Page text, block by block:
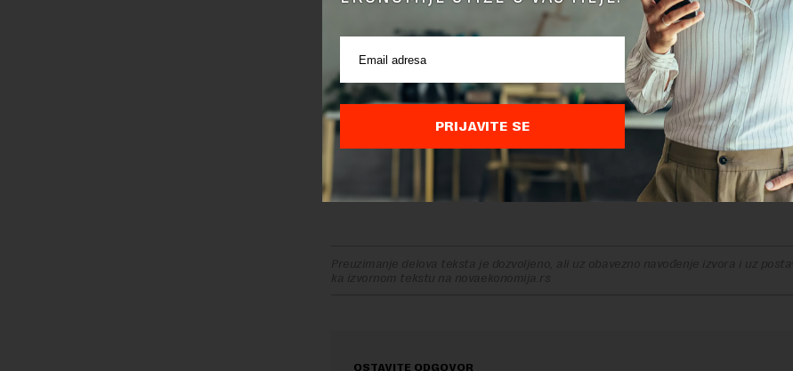
Ovo gotovo sedmostruko povećanje troškova otpreme robe bilo je
presedana, jer je blokiranje Sueckog kanala i skorije gašenje luka u
Nestašice su bili posebno zabrinjavajući za građevinska tržišta
Nemačke, Francuske, Velike Britanije i Italije, što je imalo za
iscrpljivanje zaliha, produženje roka isporuke kao i sporove oko
Materijali koji beleeže najveći rast cena u odnosu na pre 12 meseci su
(59% veća nego pre godinu dana), čelik (65% skuplji) i uvezena šperploča
Preuzimanje delova teksta je dozvoljeno, ali uz obavezno navođenje izvora i uz
ka izvornom tekstu na novaekonomija.rs
OSTAVITE ODGOVOR
PRIJAVITE SE